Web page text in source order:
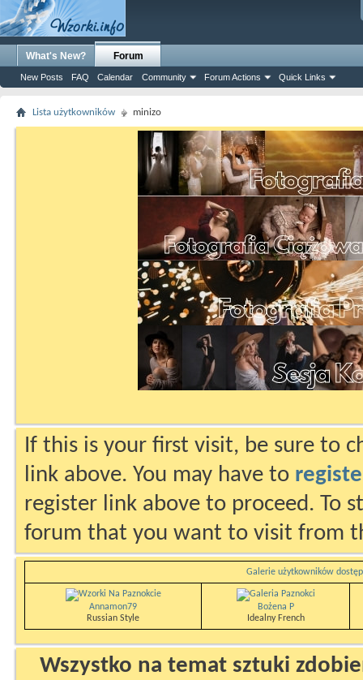
What's New? Forum
New Posts FAQ Calendar Community Forum Actions Quick Links
Lista użytkowników minizo
If this is your first visit, be sure to
link above. You may have to
register link above to proceed. To
forum that you want to visit from
Galerie użytkowników
Annamon79
Russian Style
Bożena P
Idealny French
Wszystko na temat sztuki